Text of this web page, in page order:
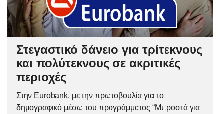
Στεγαστικό δάνειο για τρίτεκνους
και πολύτεκνους σε ακριτικές
περιοχές
Στην Eurobank, με την πρωτοβουλία για το
δημογραφικό μέσω του προγράμματος “Μπροστά για